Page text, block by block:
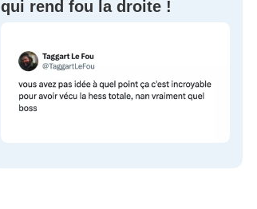
qui rend fou la droite !